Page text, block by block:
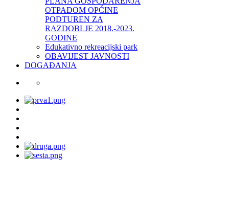
OTPADOM OPĆINE
PODTUREN ZA
RAZDOBLJE 2018.-2023.
GODINE
Edukativno rekreacijski park
OBAVIJEST JAVNOSTI
DOGAĐANJA